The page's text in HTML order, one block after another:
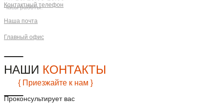
Проконсультирует вас
Часы работы:
НАШИ КОНТАКТЫ
{ Приезжайте к нам }
Контактный телефон
Наша почта
Главный офис